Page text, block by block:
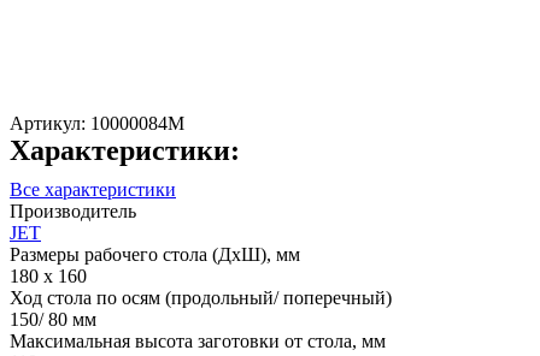
Артикул: 10000084M
Характеристики:
Все характеристики
Производитель
JET
Размеры рабочего стола (ДхШ), мм
180 х 160
Ход стола по осям (продольный/ поперечный)
150/ 80 мм
Максимальная высота заготовки от стола, мм